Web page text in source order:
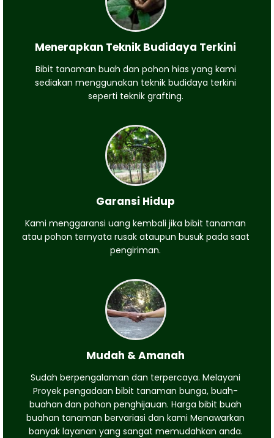
Menerapkan Teknik Budidaya Terkini
Bibit tanaman buah dan pohon hias yang kami
sediakan menggunakan teknik budidaya terkini
seperti teknik grafting.
Garansi Hidup
Kami menggaransi uang kembali jika bibit tanaman
atau pohon ternyata rusak ataupun busuk pada saat
pengiriman.
Mudah & Amanah
Sudah berpengalaman dan terpercaya. Melayani
Proyek pengadaan bibit tanaman bunga, buah-
buahan dan pohon penghijauan. Harga bibit buah
buahan tanaman bervariasi dan kami Menawarkan
banyak layanan yang sangat memudahkan anda.